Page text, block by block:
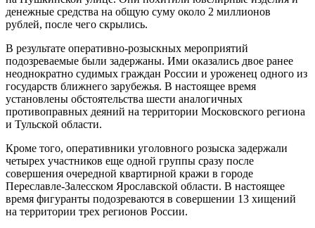
денежные средства на общую суму около 2 миллионов
рублей, после чего скрылись.
В результате оперативно-розыскных мероприятий
подозреваемые были задержаны. Ими оказались двое ранее
неоднократно судимых граждан России и уроженец одного из
государств ближнего зарубежья. В настоящее время
установлены обстоятельства шести аналогичных
противоправных деяний на территории Московского региона
и Тульской области.
Кроме того, оперативники уголовного розыска задержали
четырех участников еще одной группы сразу после
совершения очередной квартирной кражи в городе
Переславле-Залесском Ярославской области. В настоящее
время фигуранты подозреваются в совершении 13 хищений
на территории трех регионов России.